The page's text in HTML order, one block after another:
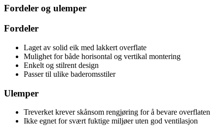
Fordeler og ulemper
Fordeler
Laget av solid eik med lakkert overflate
Mulighet for både horisontal og vertikal montering
Enkelt og stilrent design
Passer til ulike baderomsstiler
Ulemper
Treverket krever skånsom rengjøring for å bevare overflaten
Ikke egnet for svært fuktige miljøer uten god ventilasjon